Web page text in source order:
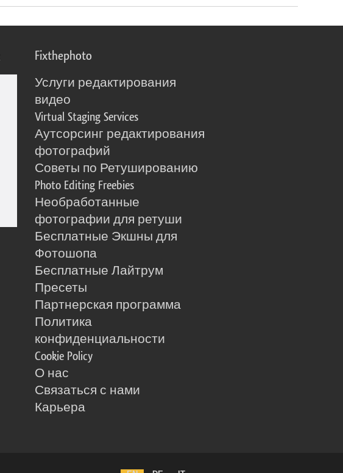
Fixthephoto
Услуги редактирования
видео
Virtual Staging Services
Аутсорсинг редактирования
фотографий
Советы по Ретушированию
Photo Editing Freebies
Необработанные
фотографии для ретуши
Бесплатные Экшны для
Фотошопа
Бесплатные Лайтрум
Пресеты
Партнерская программа
Политика
конфиденциальности
Cookie Policy
О нас
Связаться с нами
Карьера